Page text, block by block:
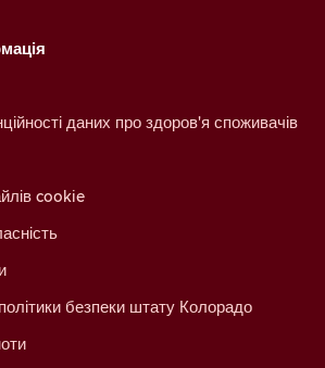
даних про здоров'я споживачів
cookie
безпеки штату Колорадо